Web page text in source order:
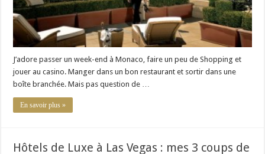
J’adore passer un week-end à Monaco, faire un peu de Shopping et
jouer au casino. Manger dans un bon restaurant et sortir dans une
boîte branchée. Mais pas question de …
En savoir plus »
Hôtels de Luxe à Las Vegas : mes 3 coups de